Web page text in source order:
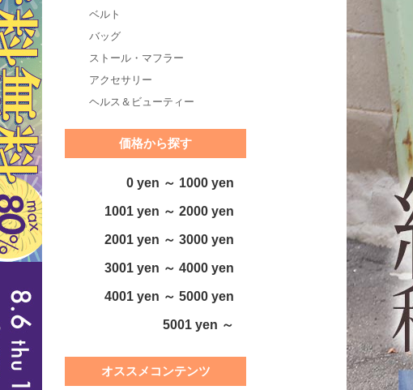
ベルト
バッグ
ストール・マフラー
アクセサリー
ヘルス＆ビューティー
価格から探す
0 yen ～ 1000 yen
1001 yen ～ 2000 yen
2001 yen ～ 3000 yen
3001 yen ～ 4000 yen
4001 yen ～ 5000 yen
5001 yen ～
オススメコンテンツ